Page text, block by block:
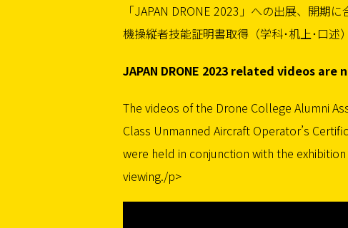
「JAPAN DRONE 2023」への出展、開期
機操縦者技能証明書取得（学科･机上･口述
JAPAN DRONE 2023 related videos are
The videos of the Drone College Alumni
Class Unmanned Aircraft Operator’s
were held in conjunction with the
viewing./p>